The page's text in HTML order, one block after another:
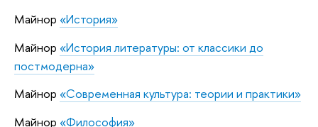
Майнор «История»
Майнор «История литературы: от классики до
постмодерна»
Майнор «Современная культура: теории и практики»
Майнор «Философия»